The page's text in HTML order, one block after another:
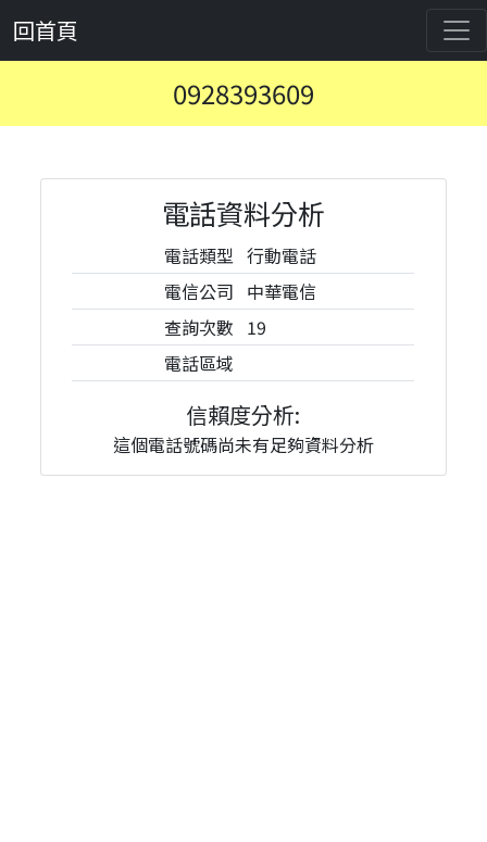
回首頁
0928393609
電話資料分析
電話類型 行動電話
電信公司 中華電信
查詢次數 19
電話區域
信賴度分析:
這個電話號碼尚未有足夠資料分析